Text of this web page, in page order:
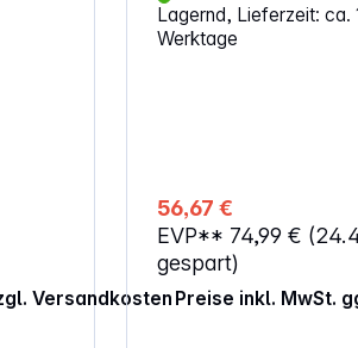
Versandkosten
Lagernd, Lieferzeit: ca.
Werktage
56,67 €
EVP** 74,99 €
gespart)
Preise inkl. MwSt.